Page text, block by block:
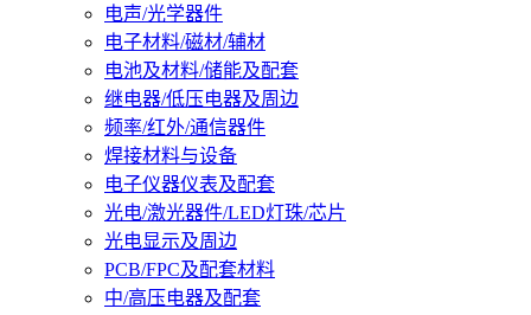
电声/光学器件
电子材料/磁材/辅材
电池及材料/储能及配套
继电器/低压电器及周边
频率/红外/通信器件
焊接材料与设备
电子仪器仪表及配套
光电/激光器件/LED灯珠/芯片
光电显示及周边
PCB/FPC及配套材料
中/高压电器及配套